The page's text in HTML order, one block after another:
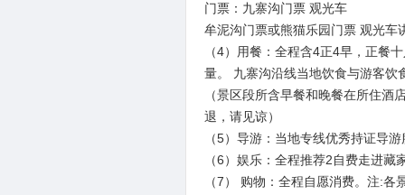
门票：九寨沟门票 观光车
牟泥沟门票或熊猫乐园门票 观光车
（4）用餐：全程含4正4早，正餐
量。 九寨沟沿线当地饮食与游客饮
（景区段所含早餐和晚餐在所住
退，请见谅）
（5）导游：当地专线优秀持证导
（6）娱乐：全程推荐2自费走进
（7） 购物：全程自愿消费。注: